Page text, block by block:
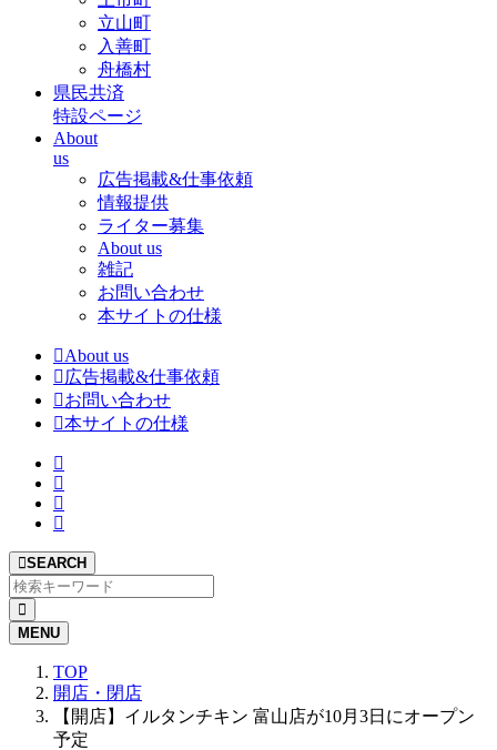
立山町
入善町
舟橋村
県民共済
特設ページ
About
us
広告掲載&仕事依頼
情報提供
ライター募集
About us
雑記
お問い合わせ
本サイトの仕様
About us
広告掲載&仕事依頼
お問い合わせ
本サイトの仕様
SEARCH
MENU
TOP
開店・閉店
【開店】イルタンチキン 富山店が10月3日にオープン
予定